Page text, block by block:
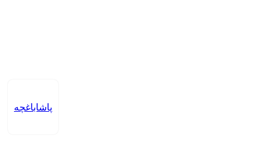
پاشاباغچه